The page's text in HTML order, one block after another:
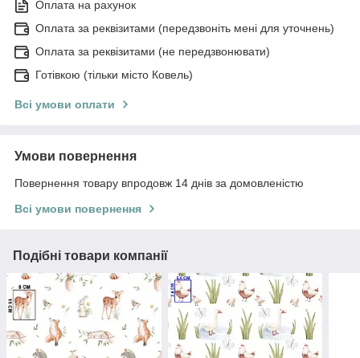
Оплата на рахунок
Оплата за реквізитами (передзвоніть мені для уточнень)
Оплата за реквізитами (не передзвонювати)
Готівкою (тільки місто Ковель)
Всі умови оплати
Умови повернення
Повернення товару впродовж 14 днів за домовленістю
Всі умови повернення
Подібні товари компанії